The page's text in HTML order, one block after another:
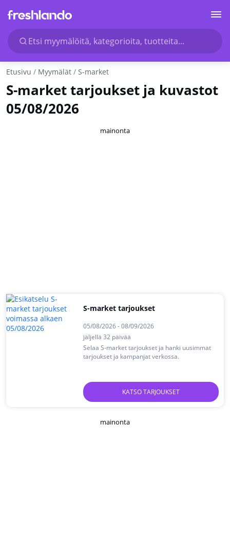
Etsi myymälöitä, kategorioita, tuotteita...
Etusivu Myymälät S-market
S-market tarjoukset ja kuvastot
05/08/2026
mainonta
S-market tarjoukset
05/08/2026 - 08/09/2026
jäljellä 32 päivää
Selaa S-market tarjoukset ja hanki uusimmat
tarjoukset ja kampanjat verkossa.
KATSO TARJOUKSET
mainonta